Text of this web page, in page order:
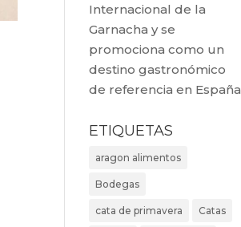
Internacional de la
Garnacha y se
promociona como un
destino gastronómico
de referencia en España
ETIQUETAS
aragon alimentos
Bodegas
cata de primavera Catas